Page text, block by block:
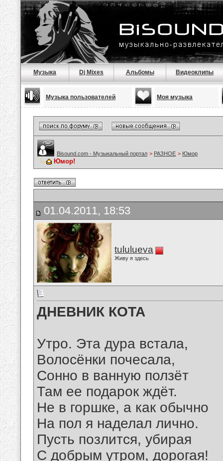
Музыка Dj Mixes Альбомы Видеоклипы
Музыка пользователей Моя музыка
Bisound.com - Музыкальный портал > РАЗНОЕ > Юмор
Юмор!
01.04.2011, 18:53
tululueva
Живу я здесь
ДНЕВНИК КОТА
Утро. Эта дура встала,
Волосёнки почесала,
Сонно в ванную ползёт
Там ее подарок ждёт.
Не в горшке, а как обычно
На пол я наделал лично.
Пусть позлится, убирая
С добрым утром, дорогая!